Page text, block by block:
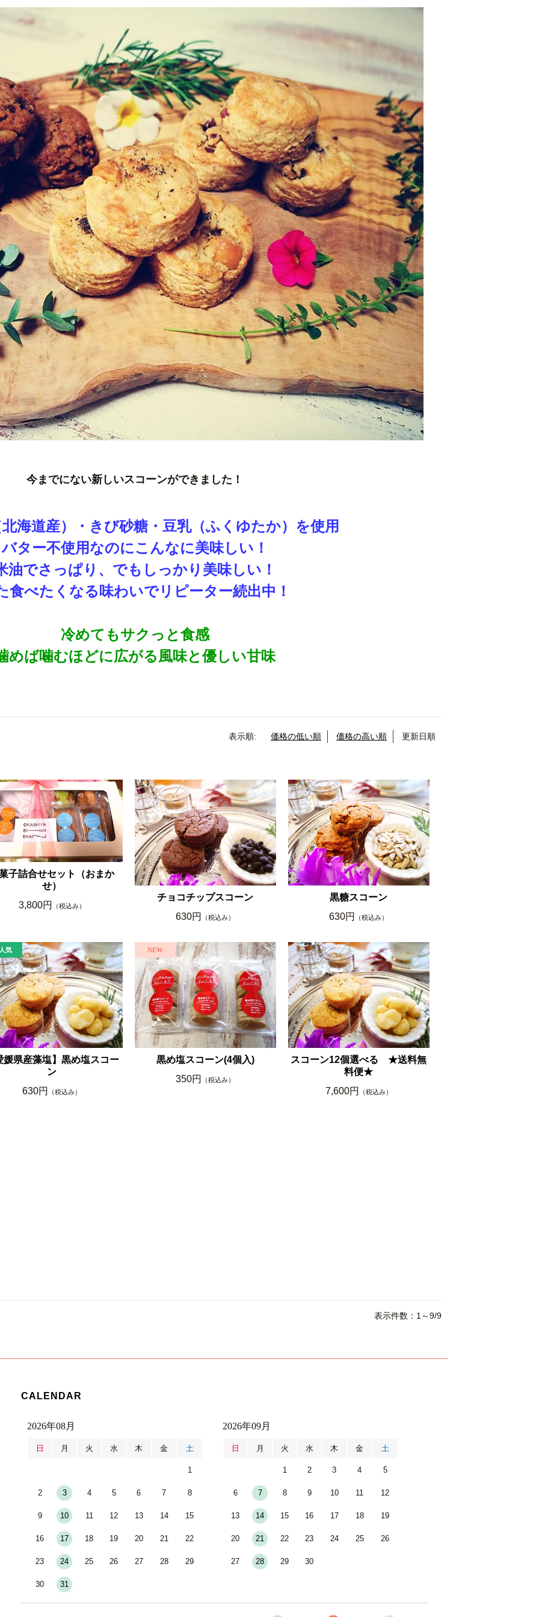
今までにない新しいスコーンができました！
海道産）・きび砂糖・豆乳（ふくゆたか）を使用
バター不使用なのにこんなに美味しい！
油でさっぱり、でもしっかり美味しい！
食べたくなる味わいでリピーター続出中！
冷めてもサクっと食感
めば噛むほどに広がる風味と優しい甘味
表示順: 価格の低い順 価格の高い順 更新日順
子詰合せセット（おまか
せ）
3,800円
（税込み）
チョコチップスコーン
630円
（税込み）
黒糖スコーン
630円
（税込み）
媛県産藻塩】黒め塩スコー
ン
630円
（税込み）
黒め塩スコーン(4個入)
350円
（税込み）
スコーン12個選べる ★送料無
料便★
7,600円
（税込み）
表示件数：1～9/9
CALENDAR
2026年08月
日 月 火 水 木 金 土
1
2 3 4 5 6 7 8
9 10 11 12 13 14 15
16 17 18 19 20 21 22
23 24 25 26 27 28 29
30 31
2026年09月
日 月 火 水 木 金 土
1 2 3 4 5
6 7 8 9 10 11 12
13 14 15 16 17 18 19
20 21 22 23 24 25 26
27 28 29 30